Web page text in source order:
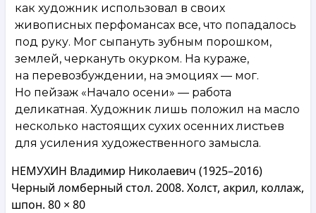
как художник использовал в своих
живописных перфомансах все, что попадалось
под руку. Мог сыпануть зубным порошком,
землей, черкануть окурком. На кураже,
на перевозбуждении, на эмоциях — мог.
Но пейзаж «Начало осени» — работа
деликатная. Художник лишь положил на масло
несколько настоящих сухих осенних листьев
для усиления художественного замысла.
НЕМУХИН Владимир Николаевич (1925–2016)
Черный ломберный стол. 2008. Холст, акрил, коллаж,
шпон. 80 × 80